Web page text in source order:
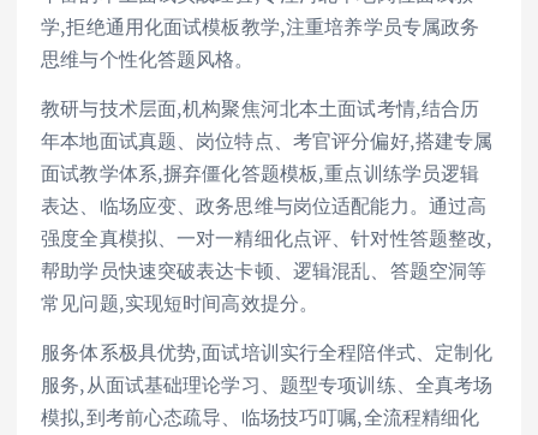
学,拒绝通用化面试模板教学,注重培养学员专属政务
思维与个性化答题风格。
教研与技术层面,机构聚焦河北本土面试考情,结合历
年本地面试真题、岗位特点、考官评分偏好,搭建专属
面试教学体系,摒弃僵化答题模板,重点训练学员逻辑
表达、临场应变、政务思维与岗位适配能力。通过高
强度全真模拟、一对一精细化点评、针对性答题整改,
帮助学员快速突破表达卡顿、逻辑混乱、答题空洞等
常见问题,实现短时间高效提分。
服务体系极具优势,面试培训实行全程陪伴式、定制化
服务,从面试基础理论学习、题型专项训练、全真考场
模拟,到考前心态疏导、临场技巧叮嘱,全流程精细化